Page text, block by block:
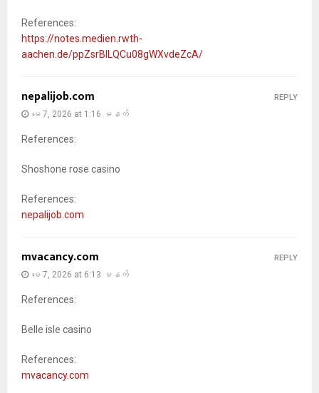
References:
https://notes.medien.rwth-
aachen.de/ppZsrBlLQCu08gWXvdeZcA/
nepalijob.com
မေ 7, 2026 at 1:16 မနက်
References:
Shoshone rose casino
References:
nepalijob.com
REPLY
mvacancy.com
မေ 7, 2026 at 6:13 မနက်
References:
Belle isle casino
References:
mvacancy.com
REPLY